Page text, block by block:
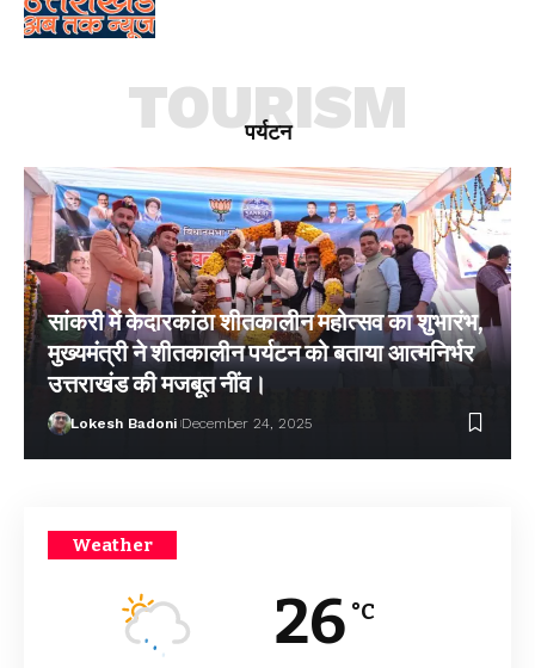
पर्यटन
TOURISM
सांकरी में केदारकांठा शीतकालीन महोत्सव का शुभारंभ,
मुख्यमंत्री ने शीतकालीन पर्यटन को बताया आत्मनिर्भर
उत्तराखंड की मजबूत नींव।
Lokesh Badoni December 24, 2025
Weather
26 °C